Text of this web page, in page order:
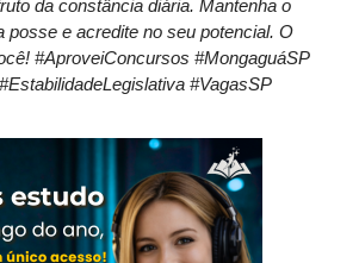
da constância diária. Mantenha o
posse e acredite no seu potencial. O
#AproveiConcursos #MongaguáSP
#VagasSP